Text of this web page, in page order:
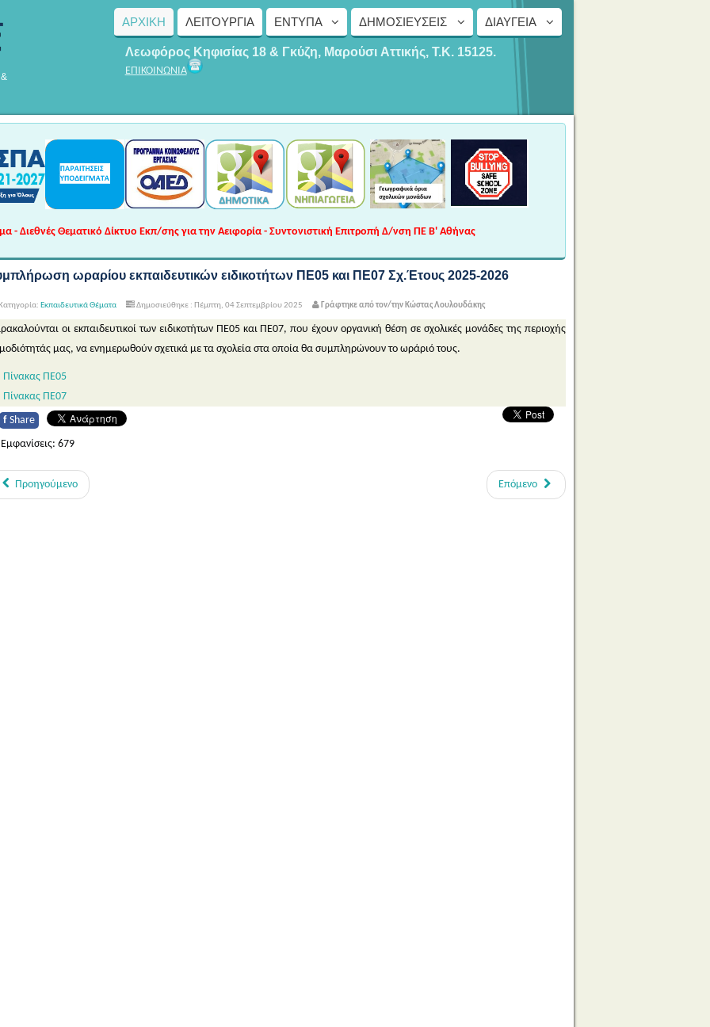
ΑΡΧΙΚΗ ΛΕΙΤΟΥΡΓΊΑ ΈΝΤΥΠΑ ΔΗΜΟΣΙΕΎΣΕΙΣ ΔΙΑΎΓΕΙΑ
Λεωφόρος Κηφισίας 18 & Γκύζη, Μαρούσι Αττικής, Τ.Κ. 15125.
ΕΠΙΚΟΙΝΩΝΙΑ
- Διεθνές Θεματικό Δίκτυο Εκπ/σης για την Αειφορία - Συντονιστική Επιτροπή Δ/νση ΠΕ Β' Αθήνας
ωραρίου εκπαιδευτικών ειδικοτήτων ΠΕ05 και ΠΕ07 Σχ.Έτους 2025-2026
Εκπαιδευτικά Θέματα Δημοσιεύθηκε : Πέμπτη, 04 Σεπτεμβρίου 2025 Γράφτηκε από τον/την Κώστας Λουλουδάκης
οι εκπαιδευτικοί των ειδικοτήτων ΠΕ05 και ΠΕ07, που έχουν οργανική θέση σε σχολικές μονάδες της περιοχής
μας, να ενημερωθούν σχετικά με τα σχολεία στα οποία θα συμπληρώνουν το ωράριό τους.
Πίνακας ΠΕ05
Πίνακας ΠΕ07
f Share
Εμφανίσεις: 679
Προηγούμενο Επόμενο